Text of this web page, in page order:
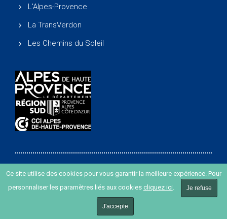
L'Alpes-Provence
La TransVerdon
Les Chemins du Soleil
Copyright ©-Agence de développement des Alpes de
Haute Provence-Création de site internet agence Oyopi
Plan du site-Mentions légales
Ce site utilise des cookies pour vous garantir la meilleure expérience. Pour
personnaliser les paramètres liés aux cookies cliquez ici. Je refuse
J'accepte